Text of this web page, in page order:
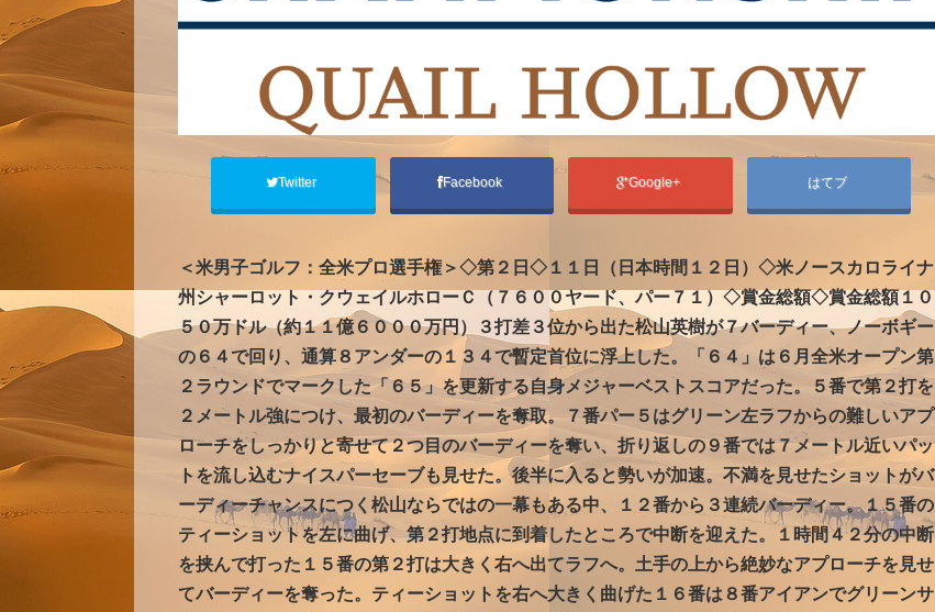
Twitter Facebook Google+ はてブ
＜米男子ゴルフ：全米プロ選手権＞◇第２日◇１１日（日本時間１２日）◇米ノースカロライナ
州シャーロット・クウェイルホローＣ（７６００ヤード、パー７１）◇賞金総額◇賞金総額１０
５０万ドル（約１１億６０００万円）３打差３位から出た松山英樹が７バーディー、ノーボギー
の６４で回り、通算８アンダーの１３４で暫定首位に浮上した。「６４」は６月全米オープン第
２ラウンドでマークした「６５」を更新する自身メジャーベストスコアだった。５番で第２打を
２メートル強につけ、最初のバーディーを奪取。７番パー５はグリーン左ラフからの難しいアプ
ローチをしっかりと寄せて２つ目のバーディーを奪い、折り返しの９番では７メートル近いパッ
トを流し込むナイスパーセーブも見せた。後半に入ると勢いが加速。不満を見せたショットがバ
ーディーチャンスにつく松山ならではの一幕もある中、１２番から３連続バーディー。１５番の
ティーショットを左に曲げ、第２打地点に到着したところで中断を迎えた。１時間４２分の中断
を挟んで打った１５番の第２打は大きく右へ出てラフへ。土手の上から絶妙なアプローチを見せ
てバーディーを奪った。ティーショットを右へ大きく曲げた１６番は８番アイアンでグリーンサ